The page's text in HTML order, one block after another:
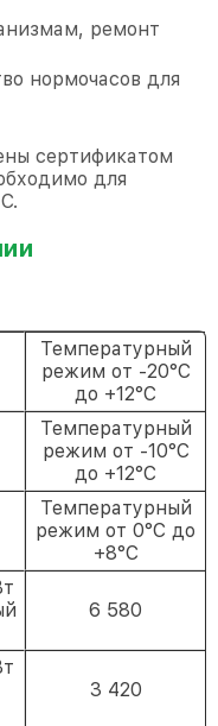
ремонт
нормочасов для
сертификатом
для
Температурный
режим от -20°С
до +12°С
Температурный
режим от -10°С
до +12°С
Температурный
режим от 0°С до
+8°С
6 580
3 420